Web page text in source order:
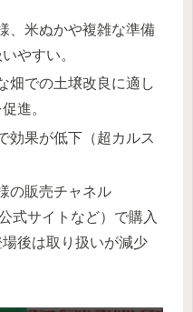
、米ぬかや複雑な準備
やすい。
畑での土壌改良に適し
進。
効果が低下（超カルス
の販売チャネル
式サイトなど）で購入
後は取り扱いが減少